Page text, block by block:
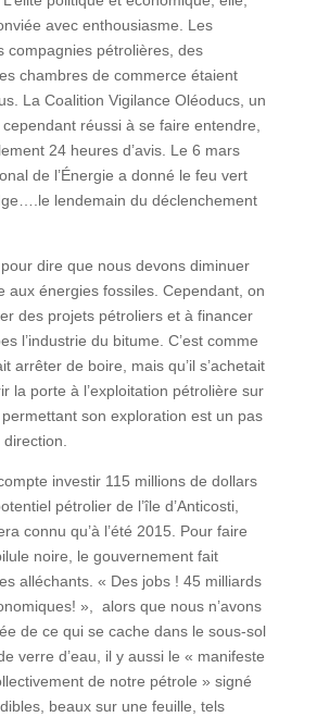
avec enthousiasme. Les
compagnies pétrolières, des
chambres de commerce étaient
La Coalition Vigilance Oléoducs, un
réussi à se faire entendre,
24 heures d’avis. Le 6 mars
de l’Énergie a donné le feu vert
lendemain du déclenchement
pour dire que nous devons diminuer
aux énergies fossiles. Cependant, on
des projets pétroliers et à financer
l’industrie du bitume. C’est comme
arrêter de boire, mais qu’il s’achetait
la porte à l’exploitation pétrolière sur
permettant son exploration est un pas
investir 115 millions de dollars
pétrolier de l’île d’Anticosti,
connu qu’à l’été 2015. Pour faire
noire, le gouvernement fait
alléchants. « Des jobs ! 45 milliards
», alors que nous n’avons
de ce qui se cache dans le sous-sol
verre d’eau, il y aussi le « manifeste
de notre pétrole » signé
beaux sur une feuille, tels